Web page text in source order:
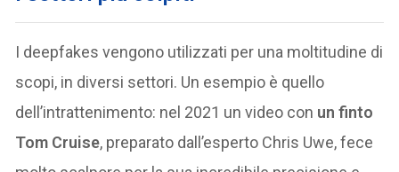
I deepfakes vengono utilizzati per una moltitudine di
scopi, in diversi settori. Un esempio è quello
dell’intrattenimento: nel 2021 un video con un finto
Tom Cruise, preparato dall’esperto Chris Uwe, fece